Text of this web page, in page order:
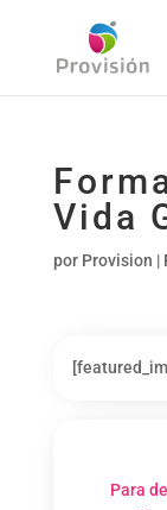
Vida
por Provision |
Para